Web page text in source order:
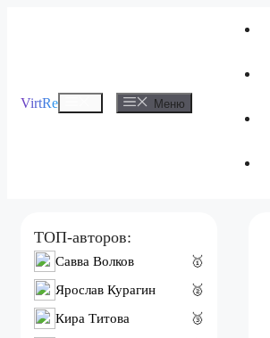
VirtRe Меню Меню
ТОП-авторов:
Савва Волков
🥇
Ярослав Курагин
🥈
Кира Титова
🥉